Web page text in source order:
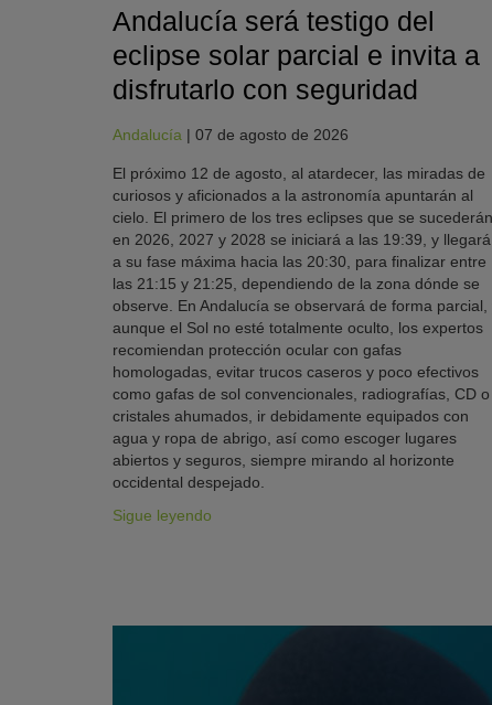
Andalucía será testigo del
eclipse solar parcial e invita a
disfrutarlo con seguridad
Andalucía | 07 de agosto de 2026
El próximo 12 de agosto, al atardecer, las miradas de
curiosos y aficionados a la astronomía apuntarán al
cielo. El primero de los tres eclipses que se sucederán
en 2026, 2027 y 2028 se iniciará a las 19:39, y llegará
a su fase máxima hacia las 20:30, para finalizar entre
las 21:15 y 21:25, dependiendo de la zona dónde se
observe. En Andalucía se observará de forma parcial,
aunque el Sol no esté totalmente oculto, los expertos
recomiendan protección ocular con gafas
homologadas, evitar trucos caseros y poco efectivos
como gafas de sol convencionales, radiografías, CD o
cristales ahumados, ir debidamente equipados con
agua y ropa de abrigo, así como escoger lugares
abiertos y seguros, siempre mirando al horizonte
occidental despejado.
Sigue leyendo